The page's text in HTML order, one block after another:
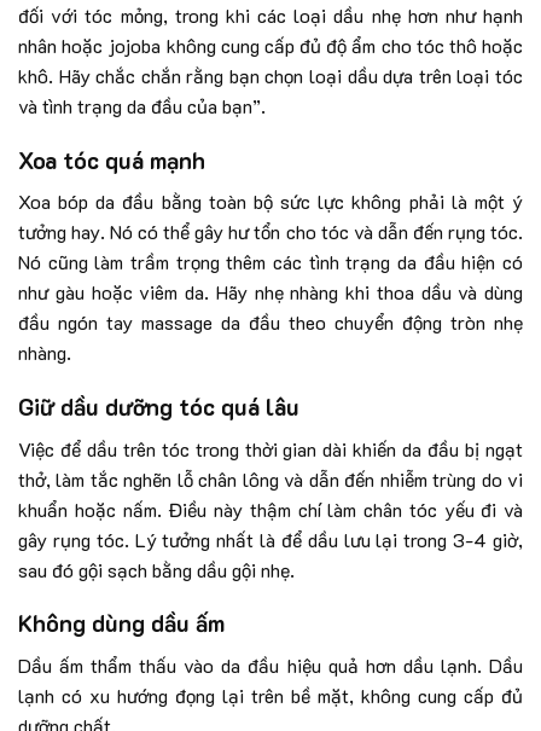
đối với tóc mỏng, trong khi các loại dầu nhẹ hơn như hạnh
nhân hoặc jojoba không cung cấp đủ độ ẩm cho tóc thô hoặc
khô. Hãy chắc chắn rằng bạn chọn loại dầu dựa trên loại tóc
và tình trạng da đầu của bạn”.
Xoa tóc quá mạnh
Xoa bóp da đầu bằng toàn bộ sức lực không phải là một ý
tưởng hay. Nó có thể gây hư tổn cho tóc và dẫn đến rụng tóc.
Nó cũng làm trầm trọng thêm các tình trạng da đầu hiện có
như gàu hoặc viêm da. Hãy nhẹ nhàng khi thoa dầu và dùng
đầu ngón tay massage da đầu theo chuyển động tròn nhẹ
nhàng.
Giữ dầu dưỡng tóc quá lâu
Việc để dầu trên tóc trong thời gian dài khiến da đầu bị ngạt
thở, làm tắc nghẽn lỗ chân lông và dẫn đến nhiễm trùng do vi
khuẩn hoặc nấm. Điều này thậm chí làm chân tóc yếu đi và
gây rụng tóc. Lý tưởng nhất là để dầu lưu lại trong 3-4 giờ,
sau đó gội sạch bằng dầu gội nhẹ.
Không dùng dầu ấm
Dầu ấm thẩm thấu vào da đầu hiệu quả hơn dầu lạnh. Dầu
lạnh có xu hướng đọng lại trên bề mặt, không cung cấp đủ
dưỡng chất.